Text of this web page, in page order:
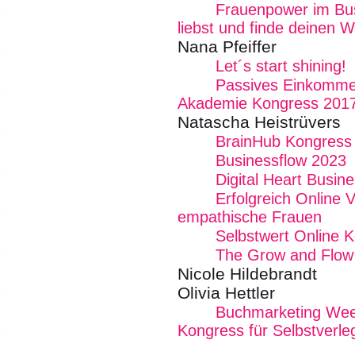
Frauenpower im
liebst und finde deinen
Nana Pfeiffer
Let´s start shining!
Passives
Akademie Kongress
Natascha Heistrüvers
BrainHub
Businessflow 2023
Digital Heart
Erfolgreich Online
empathische Frauen
Selbstwert Online
The Grow and
Nicole Hildebrandt
Olivia Hettler
Buchmarketing
Kongress für